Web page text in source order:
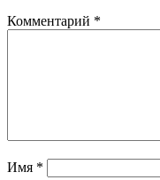
Комментарий *
Имя *